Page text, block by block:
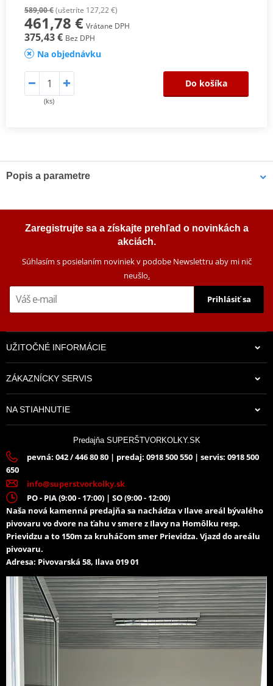
589,00 €(ušetríte 127,22 €)
461,78 € Vrátane DPH
375,43 € Bez DPH
Na objednávku
(ks)
Do košíka
Popis a parametre
Výfuky MIVV jsou výsledkem maximálního důrazu na design s
úmyslem uspokojit ty, kteří se chtějí odlišit vzhledem svého
motocyklu. Mivv Oval se díky oválnému tvaru hodí ke všem typům
výkonem. Má odnímatelný dB-killer.
Vyroben
vzhled.
koncovku výfuku.
Homologovaný výfuk- schváleno pro provoz na pozemních
PDF Scheme
Výrobca
Možnosť KAT
katalizátor ostáva
Rada
Pozície
ORIGINÁL
Homologácia
hlučnosti
Schválená EHK (Euro4/Euro5)
Gas emissions EC
approval
Zaregistrujte sa a získajte prehľad o novinkách a
akciách.
Súhlasím s posielaním noviniek v podobe Newslettru aby mi nič
neušlo.
Prihlásiť sa
UŽITOČNÉ INFORMÁCIE
ZÁKAZNÍCKY SERVIS
NA STIAHNUTIE
Predajňa SUPERŠTVORKOLKY.SK
pevná: 042 / 446 80 80 | predaj: 0918 500 550 | servis: 0918 500
650
info@superstvorkolky.sk
PO - PIA (9:00 - 17:00) | SO (9:00 - 12:00)
Naša nová kamenná predajňa sa nachádza v Ilave areál bývalého
pivovaru vo dvore na ťahu v smere z Ilavy na Homôlku resp.
Prievidzu a to 150m za kruháčom smer Prievidza. Vjazd do areálu
pivovaru.
Adresa: Pivovarská 58, Ilava 019 01